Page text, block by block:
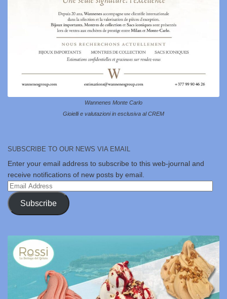
Wannenes Monte Carlo
Gioielli e valutazioni in esclusiva al CREM
SUBSCRIBE TO OUR NEWS VIA EMAIL
Enter your email address to subscribe to this web-journal and
receive notifications of new posts by email.
Email
Address
Subscribe